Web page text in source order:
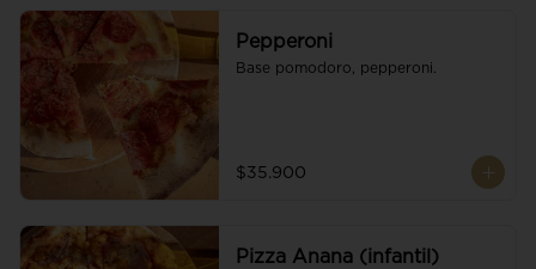
Pepperoni
Base pomodoro, pepperoni.
$35.900
Pizza Anana (infantil)